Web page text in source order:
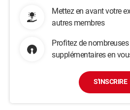
Mettez en avant votre
autres membres
Profitez de
supplémentaires en
S'INSCRIRE